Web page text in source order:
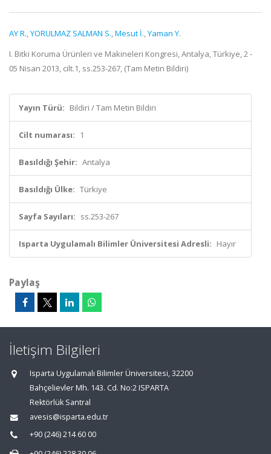
AY R.,YORULMAZ SALMAN S.,Mesut İ.,Yaman Y.
I. Bitki Koruma Ürünleri ve Makineleri Kongresi, Antalya, Türkiye, 2 -
05 Nisan 2013, cilt.1, ss.253-267, (Tam Metin Bildiri)
Yayın Türü: Bildiri / Tam Metin Bildiri
Cilt numarası: 1
Basıldığı Şehir: Antalya
Basıldığı Ülke: Türkiye
Sayfa Sayıları: ss.253-267
Isparta Uygulamalı Bilimler Üniversitesi Adresli: Hayır
Paylaş
İletişim Bilgileri
Isparta Uygulamalı Bilimler Üniversitesi, 32200
Bahçelievler Mh. 143. Cd. No:2 ISPARTA
Rektörlük Santral
avesis@isparta.edu.tr
+90 (246) 214 60 00